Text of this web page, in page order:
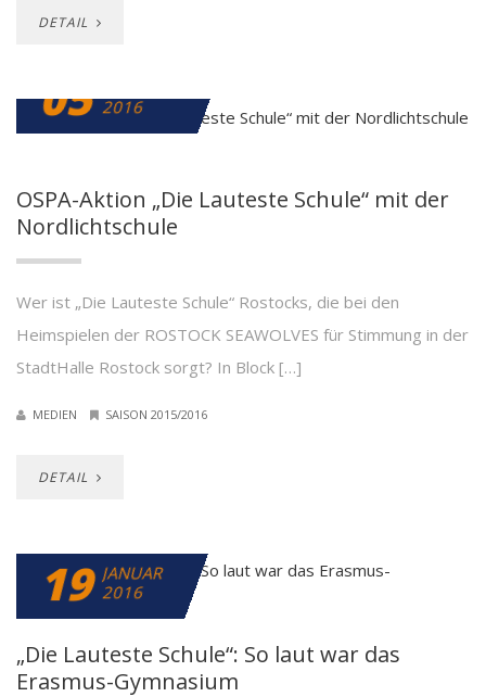
DETAIL
05 2016
OSPA-Aktion „Die Lauteste Schule“ mit der
Nordlichtschule
Wer ist „Die Lauteste Schule“ Rostocks, die bei den
Heimspielen der ROSTOCK SEAWOLVES für Stimmung in der
StadtHalle Rostock sorgt? In Block […]
MEDIEN SAISON 2015/2016
DETAIL
19 JANUAR
2016
„Die Lauteste Schule“: So laut war das
Erasmus-Gymnasium